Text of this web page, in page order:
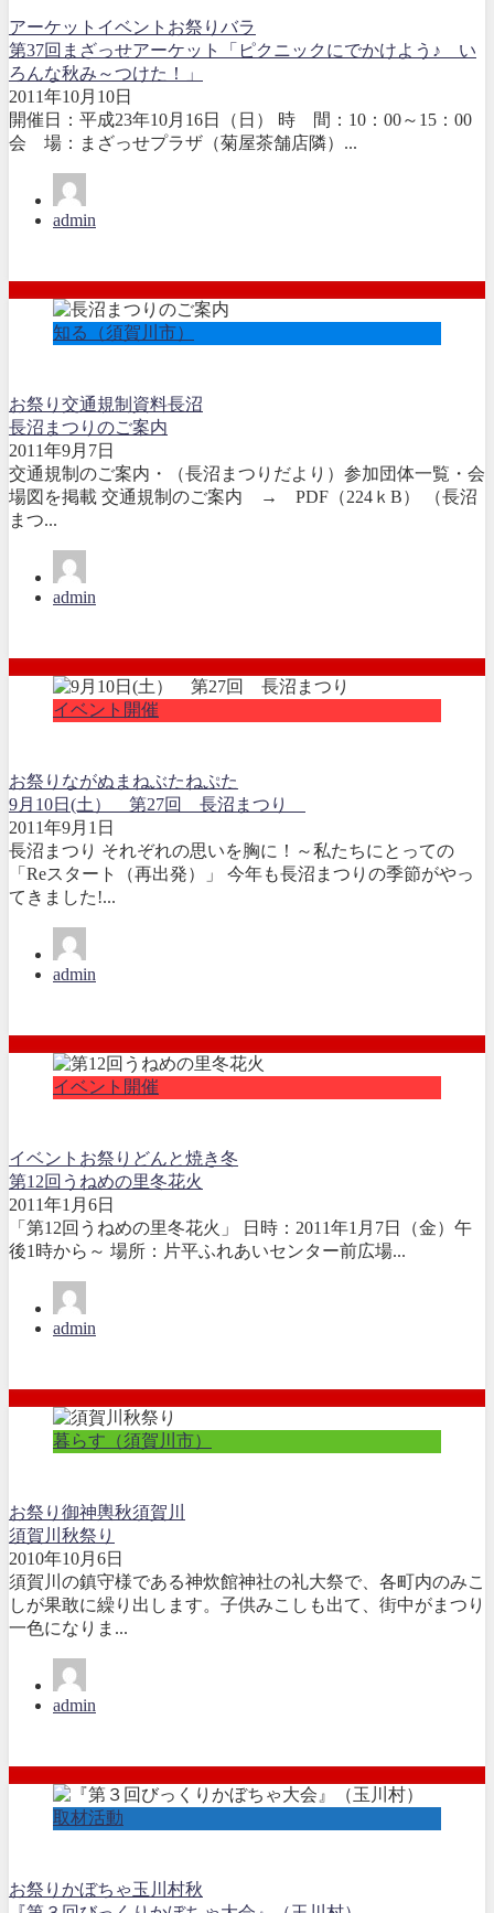
アーケット イベント お祭り バラ
第37回まざっせアーケット「ピクニックにでかけよう♪ い
ろんな秋み～つけた！」
2011年10月10日
開催日：平成23年10月16日（日） 時 間：10：00～15：00
会 場：まざっせプラザ（菊屋茶舗店隣）...
admin
知る（須賀川市）
お祭り 交通規制 資料長沼
長沼まつりのご案内
2011年9月7日
交通規制のご案内・（長沼まつりだより）参加団体一覧・会
場図を掲載 交通規制のご案内 → PDF（224ｋB） （長沼
まつ...
admin
イベント開催
お祭り ながぬま ねぶたねぷた
9月10日(土） 第27回 長沼まつり
2011年9月1日
長沼まつり それぞれの思いを胸に！～私たちにとっての
「Reスタート（再出発）」 今年も長沼まつりの季節がやっ
てきました!...
admin
イベント開催
イベント お祭り どんと焼き冬
第12回うねめの里冬花火
2011年1月6日
「第12回うねめの里冬花火」 日時：2011年1月7日（金）午
後1時から～ 場所：片平ふれあいセンター前広場...
admin
暮らす（須賀川市）
お祭り 御神輿秋須賀川
須賀川秋祭り
2010年10月6日
須賀川の鎮守様である神炊館神社の礼大祭で、各町内のみこ
しが果敢に繰り出します。子供みこしも出て、街中がまつり
一色になりま...
admin
取材活動
お祭り かぼちゃ玉川村秋